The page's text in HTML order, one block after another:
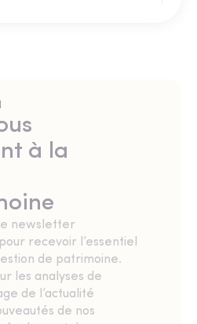
à la
newsletter
recevoir l’essentiel
de patrimoine.
les analyses de
de l’actualité
de nos